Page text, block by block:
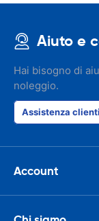
Aiuto e
Hai bisogno di
noleggio.
Assistenza clienti
Account